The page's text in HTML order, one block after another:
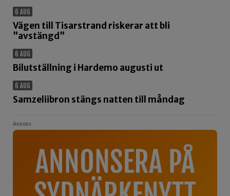
6 AUG
Vägen till Tisarstrand riskerar att bli
”avstängd”
6 AUG
Bilutställning i Hardemo augusti ut
6 AUG
Samzeliibron stängs natten till måndag
Annons